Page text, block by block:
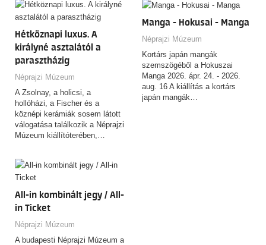
Hétköznapi luxus. A
királyné asztalától a
parasztházig
Néprajzi Múzeum
A Zsolnay, a holicsi, a
hollóházi, a Fischer és a
köznépi kerámiák sosem látott
válogatása találkozik a Néprajzi
Múzeum kiállítóterében,…
Manga - Hokusai - Manga
Néprajzi Múzeum
Kortárs japán mangák
szemszögéből a Hokuszai
Manga 2026. ápr. 24. - 2026.
aug. 16 A kiállítás a kortárs
japán mangák…
All-in kombinált jegy / All-
in Ticket
Néprajzi Múzeum
A budapesti Néprajzi Múzeum a